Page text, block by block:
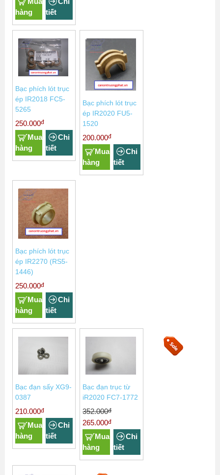
hàng
tiết
Bạc phích lót trục
ép IR2018 FC5-
5265
250.000đ
Mua
hàng
Chi
tiết
Bạc phích lót trục
ép IR2020 FU5-
1520
200.000đ
Mua
hàng
Chi
tiết
Bạc phích lót trục
ép IR2270 (RS5-
1446)
250.000đ
Mua
hàng
Chi
tiết
Bạc đạn sấy XG9-
0387
210.000đ
Mua
hàng
Chi
tiết
Bạc đạn trục từ
iR2020 FC7-1772
352.000đ
265.000đ
Mua
hàng
Chi
tiết